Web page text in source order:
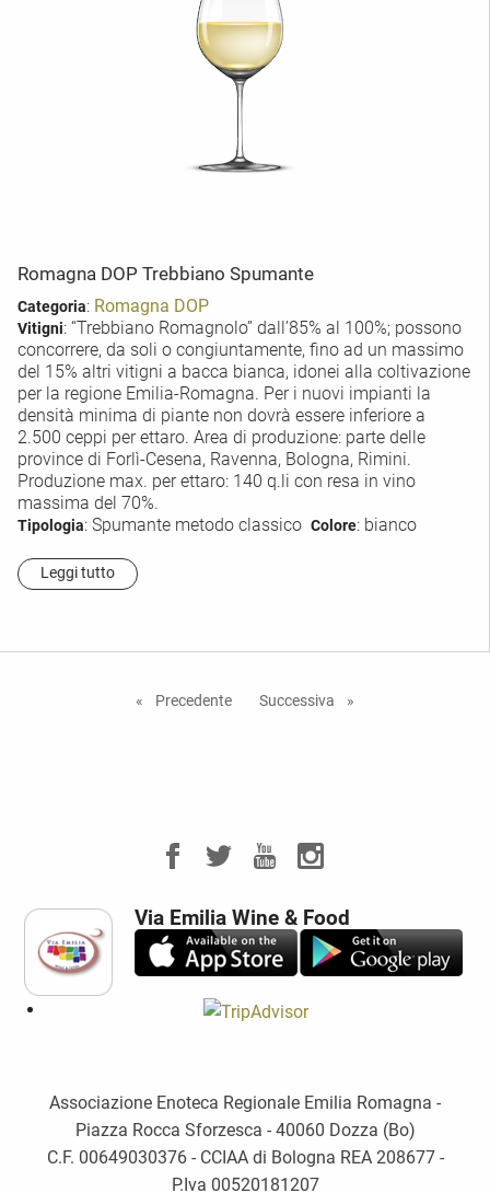
Romagna DOP Trebbiano Spumante
Categoria: Romagna DOP
Vitigni: “Trebbiano Romagnolo” dall’85% al 100%; possono
concorrere, da soli o congiuntamente, fino ad un massimo
del 15% altri vitigni a bacca bianca, idonei alla coltivazione
per la regione Emilia-Romagna. Per i nuovi impianti la
densità minima di piante non dovrà essere inferiore a
2.500 ceppi per ettaro. Area di produzione: parte delle
province di Forlì-Cesena, Ravenna, Bologna, Rimini.
Produzione max. per ettaro: 140 q.li con resa in vino
massima del 70%.
Tipologia: Spumante metodo classico Colore: bianco
Leggi tutto
Precedente Successiva
Via Emilia Wine & Food
Associazione Enoteca Regionale Emilia Romagna -
Piazza Rocca Sforzesca - 40060 Dozza (Bo)
C.F. 00649030376 - CCIAA di Bologna REA 208677 -
P.Iva 00520181207